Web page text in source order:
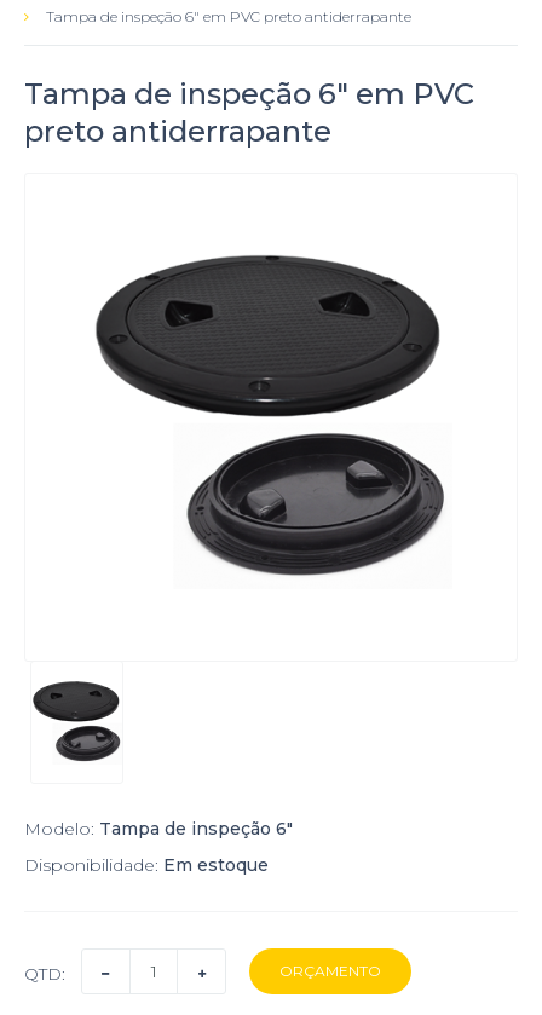
Tampa de inspeção 6" em PVC preto antiderrapante
Tampa de inspeção 6" em PVC
preto antiderrapante
Modelo: Tampa de inspeção 6"
Disponibilidade: Em estoque
QTD: